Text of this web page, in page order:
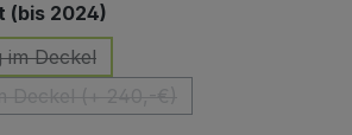
(bis 2024)
im Deckel
Option ist zurzeit nicht verfügbar.)
(Diese Option ist zurzeit nicht verfügbar.)